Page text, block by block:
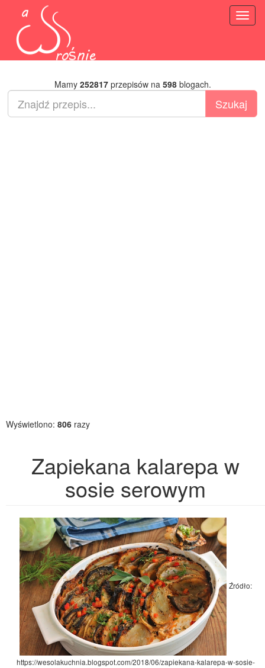
Mamy 252817przepisów na 598blogach.
Wyświetlono: 806 razy
Zapiekana kalarepa w
sosie serowym
Źródło:
https://wesolakuchnia.blogspot.com/2018/06/zapiekana-kalarepa-w-sosie-